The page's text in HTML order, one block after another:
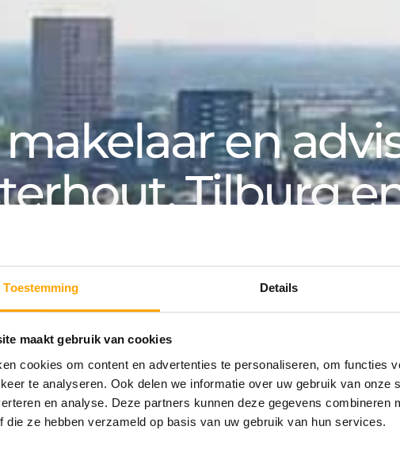
Toestemming Details
maakt gebruik van cookies
cookies om content en advertenties te personaliseren, om functies
te analyseren. Ook delen we informatie over uw gebruik van onze
en analyse. Deze partners kunnen deze gegevens combineren
die ze hebben verzameld op basis van uw gebruik van hun services.
en
Tilburg
en persoonlijk, voor particuliere en zakelijke klanten.
en van huurwoning tot hypotheek: bij Van
PLAATS